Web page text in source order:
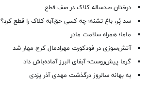
درختان صدساله کلاک در صف قطع
سد پُر، باغ تشنه؛ چه کسی حق‌آبه کلاک را قطع کرد؟
ماما؛ همراه سلامت مادر
آتش‌سوزی در فودکورت مهرادمال کرج مهار شد
گرما پیش‌روست؛ آبفای البرز آماده‌باش داد
به بهانه سالروز درگذشت مهدی آذر یزدی